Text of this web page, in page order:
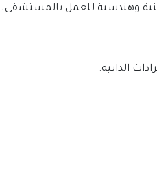
وهندسية للعمل بالمستشفى،
الذاتية.